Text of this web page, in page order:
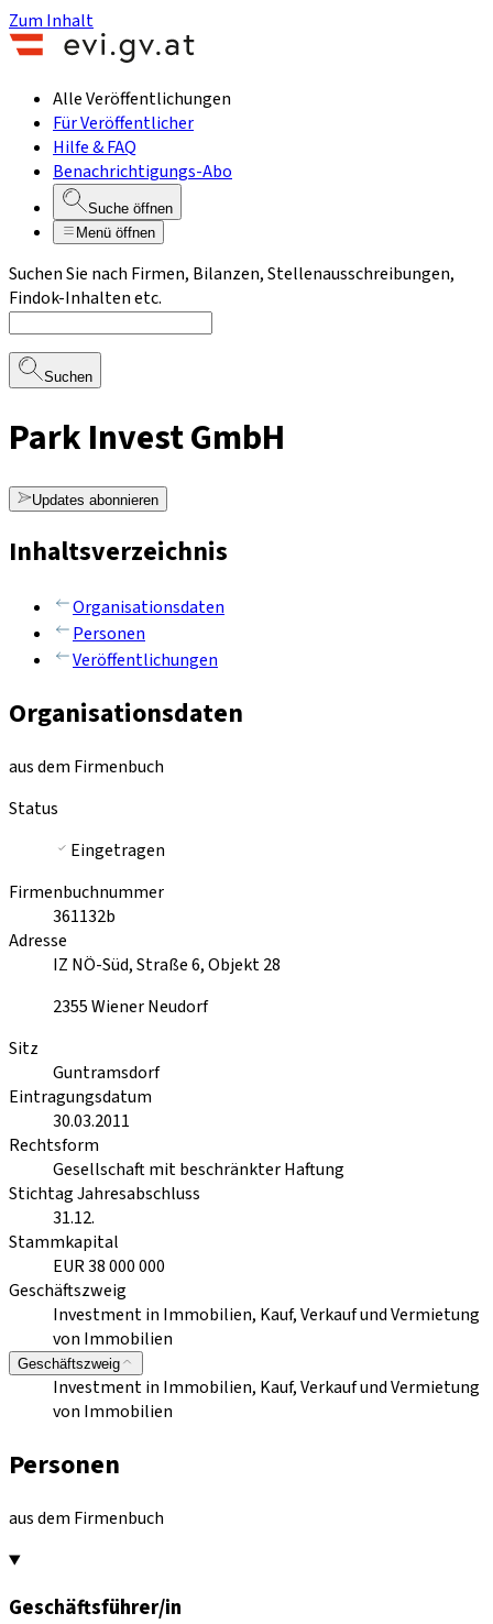
Zum Inhalt
Alle Veröffentlichungen
Für Veröffentlicher
Hilfe & FAQ
Benachrichtigungs-Abo
Suche öffnen
Menü öffnen
Suchen Sie nach Firmen, Bilanzen, Stellenausschreibungen,
Findok-Inhalten etc.
Suchen
Park Invest GmbH
Updates abonnieren
Inhaltsverzeichnis
Organisationsdaten
Personen
Veröffentlichungen
Organisationsdaten
aus dem Firmenbuch
Status
Eingetragen
Firmenbuchnummer
361132b
Adresse
IZ NÖ-Süd, Straße 6, Objekt 28
2355Wiener Neudorf
Sitz
Guntramsdorf
Eintragungsdatum
30.03.2011
Rechtsform
Gesellschaft mit beschränkter Haftung
Stichtag Jahresabschluss
31.12.
Stammkapital
EUR 38 000 000
Geschäftszweig
Investment in Immobilien, Kauf, Verkauf und Vermietung
von Immobilien
Geschäftszweig
Investment in Immobilien, Kauf, Verkauf und Vermietung
von Immobilien
Personen
aus dem Firmenbuch
Geschäftsführer/in